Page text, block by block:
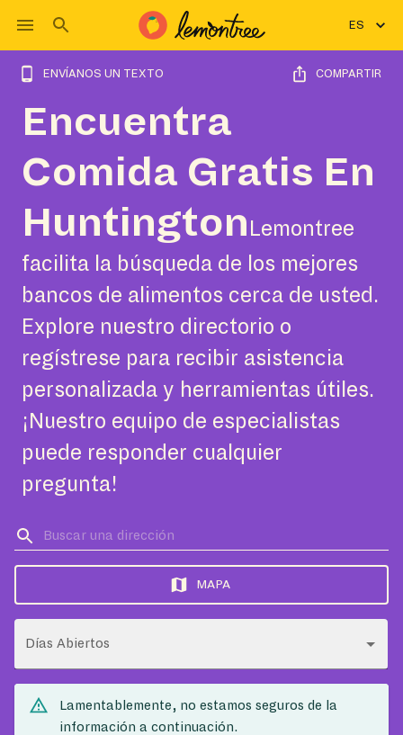
ES
ENVÍANOS UN TEXTO COMPARTIR
Encuentra
Comida Gratis En
Huntington Lemontree
facilita la búsqueda de los mejores
bancos de alimentos cerca de usted.
Explore nuestro directorio o
regístrese para recibir asistencia
personalizada y herramientas útiles.
¡Nuestro equipo de especialistas
puede responder cualquier
pregunta!
MAPA
Días Abiertos
Lamentablemente, no estamos seguros de la
información a continuación.